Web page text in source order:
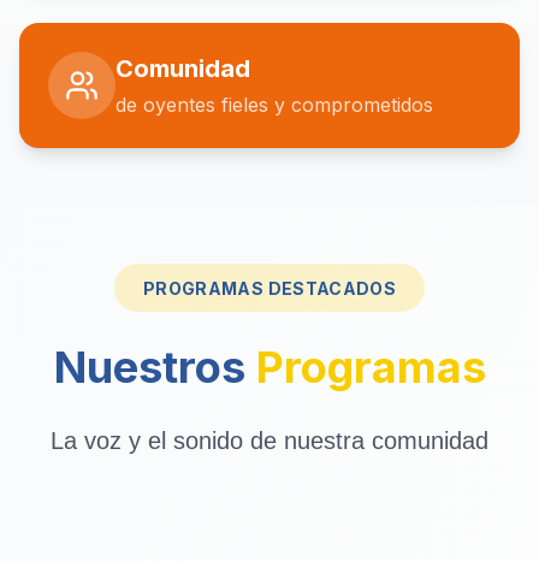
Comunidad
de oyentes fieles y comprometidos
PROGRAMAS DESTACADOS
Nuestros Programas
La voz y el sonido de nuestra comunidad